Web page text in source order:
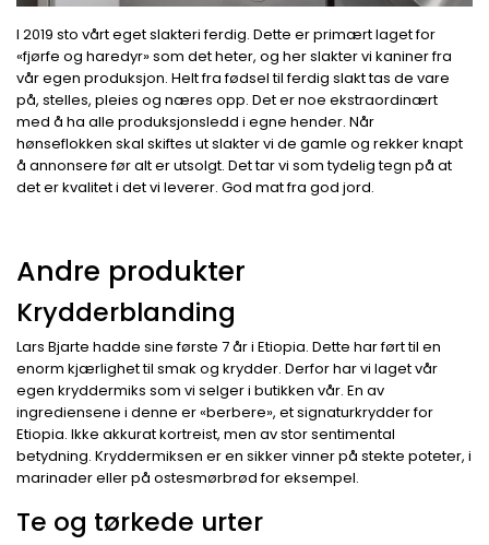
I 2019 sto vårt eget slakteri ferdig. Dette er primært laget for
«fjørfe og haredyr» som det heter, og her slakter vi kaniner fra
vår egen produksjon. Helt fra fødsel til ferdig slakt tas de vare
på, stelles, pleies og næres opp. Det er noe ekstraordinært
med å ha alle produksjonsledd i egne hender. Når
hønseflokken skal skiftes ut slakter vi de gamle og rekker knapt
å annonsere før alt er utsolgt. Det tar vi som tydelig tegn på at
det er kvalitet i det vi leverer. God mat fra god jord.
Andre produkter
Krydderblanding
Lars Bjarte hadde sine første 7 år i Etiopia. Dette har ført til en
enorm kjærlighet til smak og krydder. Derfor har vi laget vår
egen kryddermiks som vi selger i butikken vår. En av
ingrediensene i denne er «berbere», et signaturkrydder for
Etiopia. Ikke akkurat kortreist, men av stor sentimental
betydning. Kryddermiksen er en sikker vinner på stekte poteter, i
marinader eller på ostesmørbrød for eksempel.
Te og tørkede urter